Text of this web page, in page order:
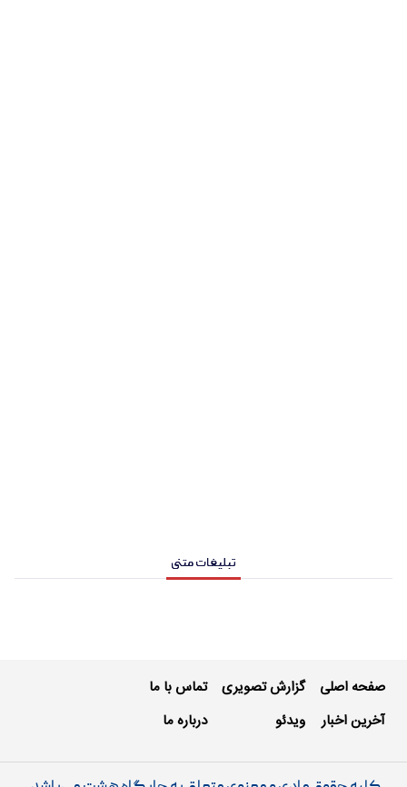
تبلیغات متنی
صفحه اصلی
آخرین اخبار
گزارش تصویری
ویدئو
تماس با ما
درباره ما